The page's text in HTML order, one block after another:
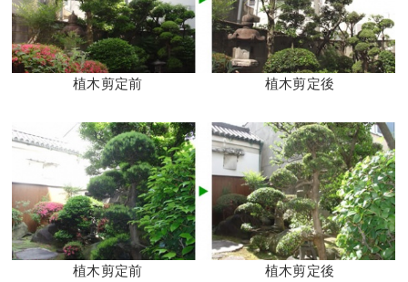
植木剪定前 植木剪定後
植木剪定前 植木剪定後